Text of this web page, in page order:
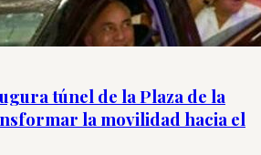
túnel de la Plaza de la
la movilidad hacia el